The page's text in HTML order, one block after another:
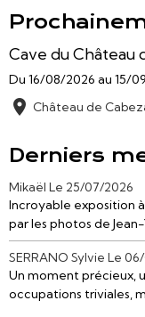
Cave du Château
Du 16/08/2026 au 15/
Château de
Derniers
Mikaël Le 25/07/2026
Incroyable exposition
par les photos de
SERRANO Sylvie Le
Un moment précieux,
occupations triviales,